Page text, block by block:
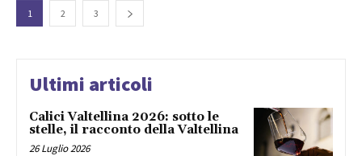
1 2 3
Ultimi articoli
Calici Valtellina 2026: sotto le
stelle, il racconto della Valtellina
26 Luglio 2026